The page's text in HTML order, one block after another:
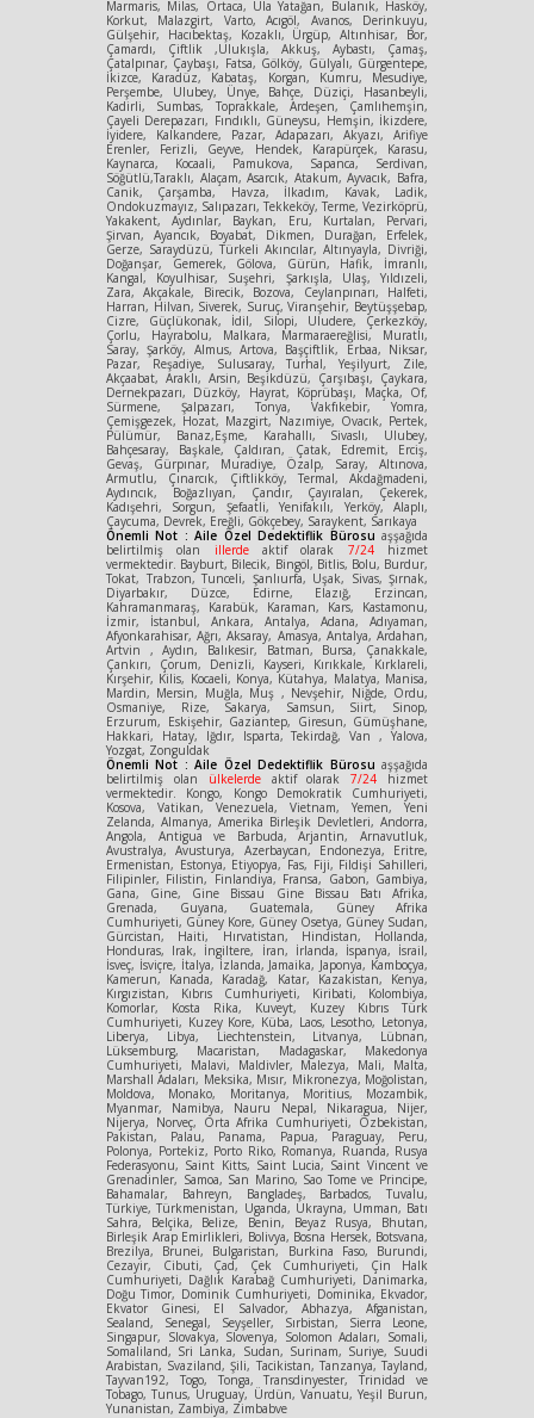
Marmaris, Milas, Ortaca, Ula Yatağan, Bulanık, Hasköy,
Korkut, Malazgirt, Varto, Acıgöl, Avanos, Derinkuyu,
Gülşehir, Hacıbektaş, Kozaklı, Ürgüp, Altınhisar, Bor,
Çamardı, Çiftlik ,Ulukışla, Akkuş, Aybastı, Çamaş,
Çatalpınar, Çaybaşı, Fatsa, Gölköy, Gülyalı, Gürgentepe,
İkizce, Karadüz, Kabataş, Korgan, Kumru, Mesudiye,
Perşembe, Ulubey, Ünye, Bahçe, Düziçi, Hasanbeyli,
Kadirli, Sumbas, Toprakkale, Ardeşen, Çamlıhemşin,
Çayeli Derepazarı, Fındıklı, Güneysu, Hemşin, İkizdere,
İyidere, Kalkandere, Pazar, Adapazarı, Akyazı, Arifiye
Erenler, Ferizli, Geyve, Hendek, Karapürçek, Karasu,
Kaynarca, Kocaali, Pamukova, Sapanca, Serdivan,
Söğütlü,Taraklı, Alaçam, Asarcık, Atakum, Ayvacık, Bafra,
Canik, Çarşamba, Havza, İlkadım, Kavak, Ladik,
Ondokuzmayız, Salıpazarı, Tekkeköy, Terme, Vezirköprü,
Yakakent, Aydınlar, Baykan, Eru, Kurtalan, Pervari,
Şirvan, Ayancık, Boyabat, Dikmen, Durağan, Erfelek,
Gerze, Saraydüzü, Türkeli Akıncılar, Altınyayla, Divriği,
Doğanşar, Gemerek, Gölova, Gürün, Hafik, İmranlı,
Kangal, Koyulhisar, Suşehri, Şarkışla, Ulaş, Yıldızeli,
Zara, Akçakale, Birecik, Bozova, Ceylanpınarı, Halfeti,
Harran, Hilvan, Siverek, Suruç, Viranşehir, Beytüşşebap,
Cizre, Güçlükonak, İdil, Silopi, Uludere, Çerkezköy,
Çorlu, Hayrabolu, Malkara, Marmaraereğlisi, Muratlı,
Saray, Şarköy, Almus, Artova, Başçiftlik, Erbaa, Niksar,
Pazar, Reşadiye, Sulusaray, Turhal, Yeşilyurt, Zile,
Akçaabat, Araklı, Arsin, Beşikdüzü, Çarşıbaşı, Çaykara,
Dernekpazarı, Düzköy, Hayrat, Köprübaşı, Maçka, Of,
Sürmene, Şalpazarı, Tonya, Vakfıkebir, Yomra,
Çemişgezek, Hozat, Mazgirt, Nazımiye, Ovacık, Pertek,
Pülümür, Banaz,Eşme, Karahallı, Sivaslı, Ulubey,
Bahçesaray, Başkale, Çaldıran, Çatak, Edremit, Erciş,
Gevaş, Gürpınar, Muradiye, Özalp, Saray, Altınova,
Armutlu, Çınarcık, Çiftlikköy, Termal, Akdağmadeni,
Aydıncık, Boğazlıyan, Çandır, Çayıralan, Çekerek,
Kadışehri, Sorgun, Şefaatli, Yenifakılı, Yerköy, Alaplı,
Çaycuma, Devrek, Ereğli, Gökçebey, Saraykent, Sarıkaya
Önemli Not : Aile Özel Dedektiflik Bürosu aşşağıda
belirtilmiş olan illerdeaktif olarak 7/24hizmet
vermektedir. Bayburt, Bilecik, Bingöl, Bitlis, Bolu, Burdur,
Tokat, Trabzon, Tunceli, Şanlıurfa, Uşak, Sivas, Şırnak,
Diyarbakır, Düzce, Edirne, Elazığ, Erzincan,
Kahramanmaraş, Karabük, Karaman, Kars, Kastamonu,
İzmir, İstanbul, Ankara, Antalya, Adana, Adıyaman,
Afyonkarahisar, Ağrı, Aksaray, Amasya, Antalya, Ardahan,
Artvin , Aydın, Balıkesir, Batman, Bursa, Çanakkale,
Çankırı, Çorum, Denizli, Kayseri, Kırıkkale, Kırklareli,
Kırşehir, Kilis, Kocaeli, Konya, Kütahya, Malatya, Manisa,
Mardin, Mersin, Muğla, Muş , Nevşehir, Niğde, Ordu,
Osmaniye, Rize, Sakarya, Samsun, Siirt, Sinop,
Erzurum, Eskişehir, Gaziantep, Giresun, Gümüşhane,
Hakkari, Hatay, Iğdır, Isparta, Tekirdağ, Van , Yalova,
Yozgat, Zonguldak
Önemli Not : Aile Özel Dedektiflik Bürosu aşşağıda
belirtilmiş olan ülkelerdeaktif olarak7/24 hizmet
vermektedir. Kongo, Kongo Demokratik Cumhuriyeti,
Kosova, Vatikan, Venezuela, Vietnam, Yemen, Yeni
Zelanda, Almanya, Amerika Birleşik Devletleri, Andorra,
Angola, Antigua ve Barbuda, Arjantin, Arnavutluk,
Avustralya, Avusturya, Azerbaycan, Endonezya, Eritre,
Ermenistan, Estonya, Etiyopya, Fas, Fiji, Fildişi Sahilleri,
Filipinler, Filistin, Finlandiya, Fransa, Gabon, Gambiya,
Gana, Gine, Gine Bissau Gine Bissau Batı Afrika,
Grenada, Guyana, Guatemala, Güney Afrika
Cumhuriyeti, Güney Kore, Güney Osetya, Güney Sudan,
Gürcistan, Haiti, Hırvatistan, Hindistan, Hollanda,
Honduras, Irak, İngiltere, İran, İrlanda, İspanya, İsrail,
İsveç, İsviçre, İtalya, İzlanda, Jamaika, Japonya, Kamboçya,
Kamerun, Kanada, Karadağ, Katar, Kazakistan, Kenya,
Kırgızistan, Kıbrıs Cumhuriyeti, Kiribati, Kolombiya,
Komorlar, Kosta Rika, Kuveyt, Kuzey Kıbrıs Türk
Cumhuriyeti, Kuzey Kore, Küba, Laos, Lesotho, Letonya,
Liberya, Libya, Liechtenstein, Litvanya, Lübnan,
Lüksemburg, Macaristan, Madagaskar, Makedonya
Cumhuriyeti, Malavi, Maldivler, Malezya, Mali, Malta,
Marshall Adaları, Meksika, Mısır, Mikronezya, Moğolistan,
Moldova, Monako, Moritanya, Moritius, Mozambik,
Myanmar, Namibya, Nauru Nepal, Nikaragua, Nijer,
Nijerya, Norveç, Orta Afrika Cumhuriyeti, Özbekistan,
Pakistan, Palau, Panama, Papua, Paraguay, Peru,
Polonya, Portekiz, Porto Riko, Romanya, Ruanda, Rusya
Federasyonu, Saint Kitts, Saint Lucia, Saint Vincent ve
Grenadinler, Samoa, San Marino, Sao Tome ve Principe,
Bahamalar, Bahreyn, Bangladeş, Barbados, Tuvalu,
Türkiye, Türkmenistan, Uganda, Ukrayna, Umman, Batı
Sahra, Belçika, Belize, Benin, Beyaz Rusya, Bhutan,
Birleşik Arap Emirlikleri, Bolivya, Bosna Hersek, Botsvana,
Brezilya, Brunei, Bulgaristan, Burkina Faso, Burundi,
Cezayir, Cibuti, Çad, Çek Cumhuriyeti, Çin Halk
Cumhuriyeti, Dağlık Karabağ Cumhuriyeti, Danimarka,
Doğu Timor, Dominik Cumhuriyeti, Dominika, Ekvador,
Ekvator Ginesi, El Salvador, Abhazya, Afganistan,
Sealand, Senegal, Seyşeller, Sırbistan, Sierra Leone,
Singapur, Slovakya, Slovenya, Solomon Adaları, Somali,
Somaliland, Sri Lanka, Sudan, Surinam, Suriye, Suudi
Arabistan, Svaziland, Şili, Tacikistan, Tanzanya, Tayland,
Tayvan192, Togo, Tonga, Transdinyester, Trinidad ve
Tobago, Tunus, Uruguay, Ürdün, Vanuatu, Yeşil Burun,
Yunanistan, Zambiya, Zimbabve